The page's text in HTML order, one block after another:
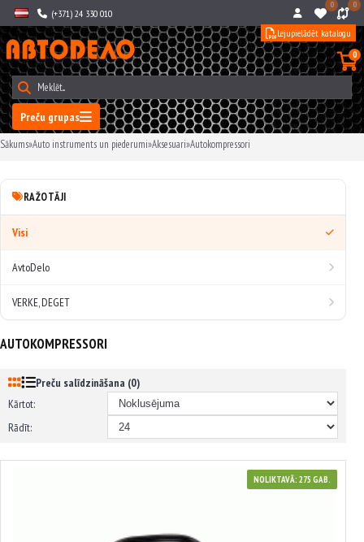
(+371) 24 330 010
0 0
Preču grupas
0
Lejupielādēt katalogu
Sākums»Auto instruments un piederumi»Aksesuari»Autokompressori
RAŽOTĀJI
Visi
AvtoDelo
VERKE, DEGET
AUTOKOMPRESSORI
Preču salīdzināšana (0)
Kārtot:
Rādīt:
NOLIKTAVĀ: 275 GAB.